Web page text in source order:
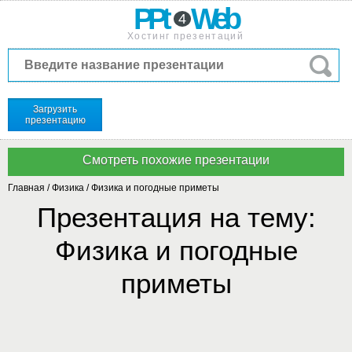
PPt 4 Web
Хостинг презентаций
Загрузить
презентацию
Главная /Физика /Физика и погодные приметы
Презентация на тему:
Физика и погодные
приметы